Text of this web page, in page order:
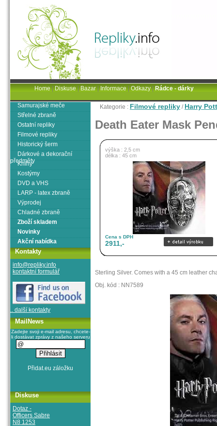
Kategorie : Filmové repliky / Harry
Death Eater Mask
výška : 2,5 cm
délka : 45 cm
Cena s DPH
2911,-
Sterling Silver. Comes with a 45 cm leather
Obj. kód : NN7589
Samurajské meče
Střelné zbraně
Ostatní repliky
Filmové repliky
Historický šerm
Dárkové a dekorační
předměty
Knihy
Kostýmy
DVD a VHS
LARP - latex zbraně
Výprodej
Chladné zbraně
Zboží skladem
Novinky
Akční nabídka
Kontakty
info@repliky.info
kontaktní formulář
.. další kontakty
MailNews
Zadejte svoji e-mail adresu, chcete-
li dostávat zprávy z našeho serveru
Diskuse
Dotaz -
Officers Sabre
N8 1253
Home|Diskuse|Bazar|Informace|Odkazy|Rádce - dárky